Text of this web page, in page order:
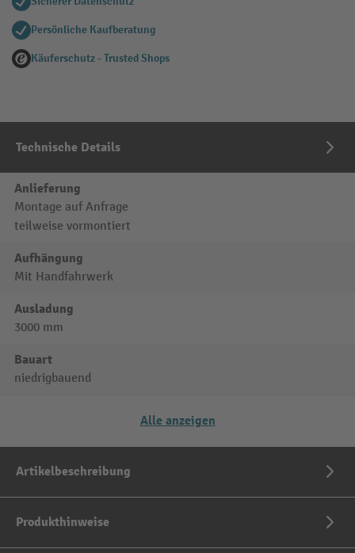
Persönliche Kaufberatung
Käuferschutz - Trusted Shops
Technische Details
Anlieferung
Montage auf Anfrage
teilweise vormontiert
Aufhängung
Mit Handfahrwerk
Ausladung
3000 mm
Bauart
niedrigbauend
Alle anzeigen
Artikelbeschreibung
Produkthinweise